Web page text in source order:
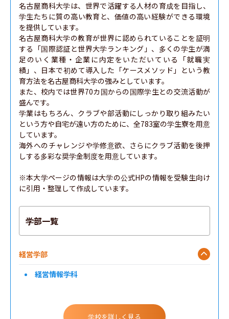
名古屋商科大学は、世界で活躍する人材の育成を目指し、
学生たちに質の高い教育と、価値の高い経験ができる環境
を提供しています。
名古屋商科大学の教育が世界に認められていることを証明
する「国際認証と世界大学ランキング」、多くの学生が満
足のいく業種・企業に内定をいただいている「就職実
績」、日本で初めて導入した「ケースメソッド」という教
育方法を名古屋商科大学の強みとしています。
また、校内では世界70カ国からの国際学生との交流活動が
盛んです。
学業はもちろん、クラブや部活動にしっかり取り組みたい
という方や自宅が遠い方のために、全783室の学生寮を用意
しています。
海外へのチャレンジや学修意欲、さらにクラブ活動を後押
しする多彩な奨学金制度を用意しています。
※本大学ページの情報は大学の公式HPの情報を受験生向け
に引用・整理して作成しています。
学部一覧
経営学部
経営情報学科
学校を詳しく見る